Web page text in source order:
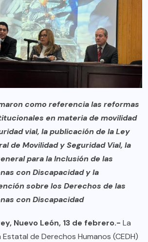
como referencia las reformas
en materia de movilidad
vial, la publicación de la Ley
de Movilidad y Seguridad Vial, la
para la Inclusión de las
con Discapacidad y la
sobre los Derechos de las
con Discapacidad
Nuevo León, 13 de febrero.- La
Estatal de Derechos Humanos (CEDH)